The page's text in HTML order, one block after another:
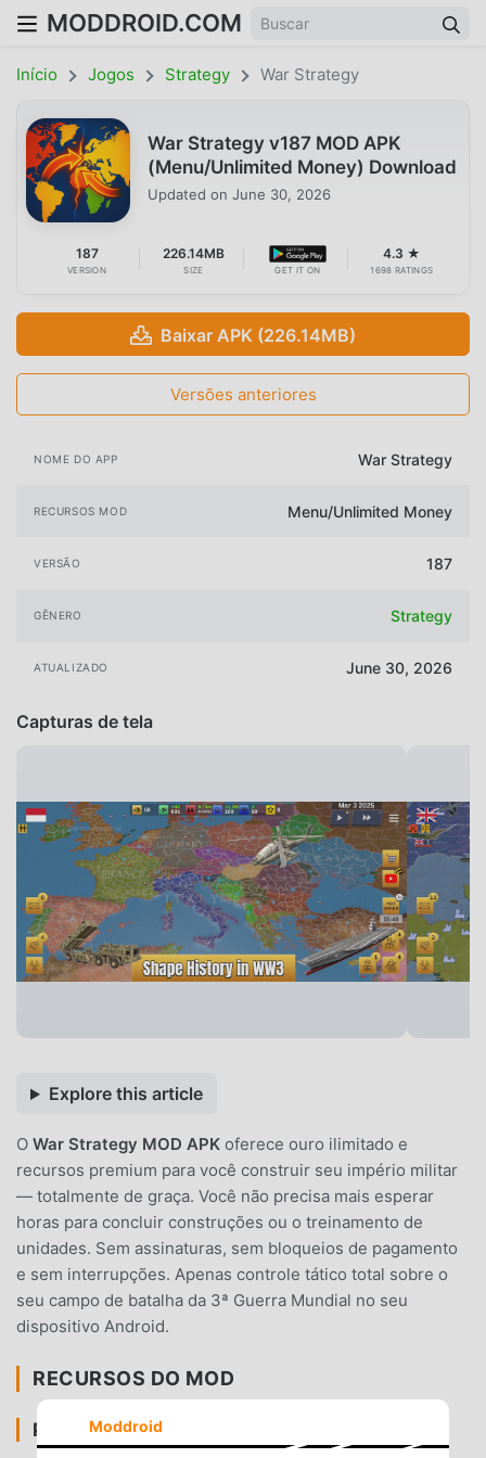
MODDROID.COM
Início Jogos Strategy War Strategy
War Strategy v187 MOD APK
(Menu/Unlimited Money) Download
Updated on June 30, 2026
187
VERSION
226.14MB
SIZE GET IT ON
4.3 ★
1698 RATINGS
Baixar APK (226.14MB)
Versões anteriores
NOME DO APP War Strategy
RECURSOS MOD Menu/Unlimited Money
VERSÃO 187
GÊNERO Strategy
ATUALIZADO June 30, 2026
Capturas de tela
Explore this article
O War Strategy MOD APK oferece ouro ilimitado e
recursos premium para você construir seu império militar
— totalmente de graça. Você não precisa mais esperar
horas para concluir construções ou o treinamento de
unidades. Sem assinaturas, sem bloqueios de pagamento
e sem interrupções. Apenas controle tático total sobre o
seu campo de batalha da 3ª Guerra Mundial no seu
dispositivo Android.
RECURSOS DO MOD
PREMIUM E ACESSO
Moddroid